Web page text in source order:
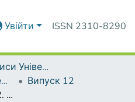
Увійти ISSN 2310-8290
Наукові часописи Університету
Серія 03. Фізика і математика у вищій і середній школі
Випуск 12
1. Титульна сторінка. 2. Зміст збірника.